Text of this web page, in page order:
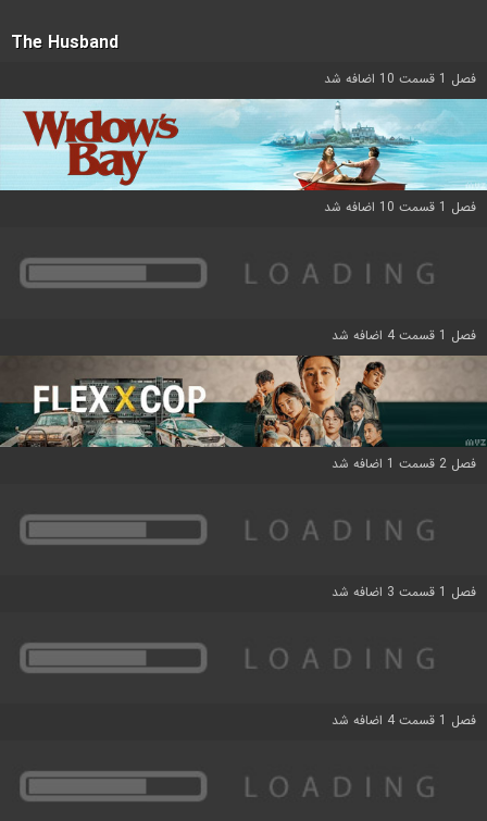
The Husband
فصل 1 قسمت 10 اضافه شد
فصل 1 قسمت 10 اضافه شد
فصل 1 قسمت 4 اضافه شد
فصل 2 قسمت 1 اضافه شد
فصل 1 قسمت 3 اضافه شد
فصل 1 قسمت 4 اضافه شد